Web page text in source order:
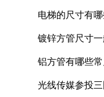
电梯的尺寸有
镀锌方管尺寸
铝方管有哪些
光线传媒参投